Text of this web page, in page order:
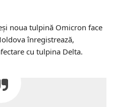
noua tulpină Omicron face
înregistrează,
cu tulpina Delta.